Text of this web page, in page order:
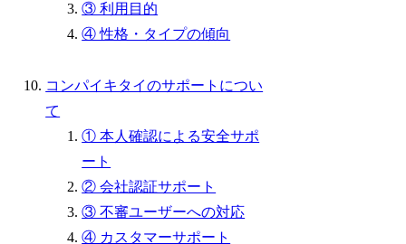
③ 利用目的
④ 性格・タイプの傾向
コンパイキタイのサポートについ
て
① 本人確認による安全サポ
ート
② 会社認証サポート
③ 不審ユーザーへの対応
④ カスタマーサポート